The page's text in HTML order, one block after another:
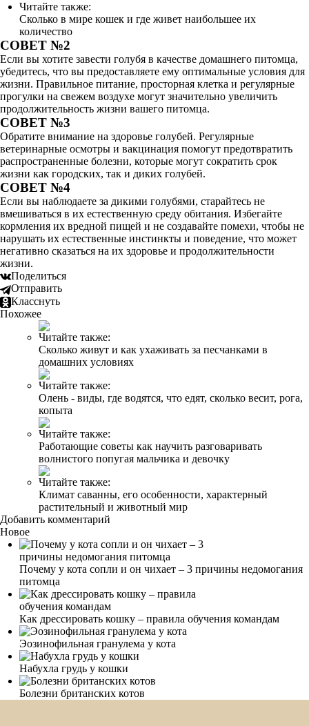
Читайте также:
Сколько в мире кошек и где живет наибольшее их
количество
СОВЕТ №2
Если вы хотите завести голубя в качестве домашнего питомца,
убедитесь, что вы предоставляете ему оптимальные условия для
жизни. Правильное питание, просторная клетка и регулярные
прогулки на свежем воздухе могут значительно увеличить
продолжительность жизни вашего питомца.
СОВЕТ №3
Обратите внимание на здоровье голубей. Регулярные
ветеринарные осмотры и вакцинация помогут предотвратить
распространенные болезни, которые могут сократить срок
жизни как городских, так и диких голубей.
СОВЕТ №4
Если вы наблюдаете за дикими голубями, старайтесь не
вмешиваться в их естественную среду обитания. Избегайте
кормления их вредной пищей и не создавайте помехи, чтобы не
нарушать их естественные инстинкты и поведение, что может
негативно сказаться на их здоровье и продолжительности
жизни.
Поделиться
Отправить
Класснуть
Похожее
Читайте также:
Сколько живут и как ухаживать за песчанками в
домашних условиях
Читайте также:
Олень - виды, где водятся, что едят, сколько весит, рога,
копыта
Читайте также:
Работающие советы как научить разговаривать
волнистого попугая мальчика и девочку
Читайте также:
Климат саванны, его особенности, характерный
растительный и животный мир
Добавить комментарий
Новое
Почему у кота сопли и он чихает – 3 причины недомогания
питомца
Как дрессировать кошку – правила обучения командам
Эозинофильная гранулема у кота
Набухла грудь у кошки
Болезни британских котов